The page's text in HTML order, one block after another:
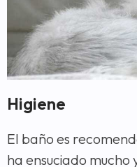
Higiene
El baño es
ha ensuciado mucho